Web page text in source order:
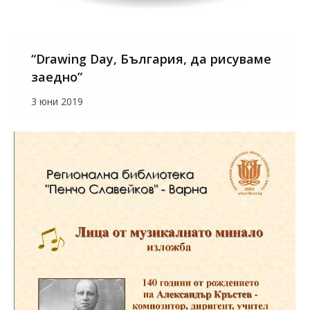
“Drawing Day, България, да рисуваме
заедно”
3 юни 2019